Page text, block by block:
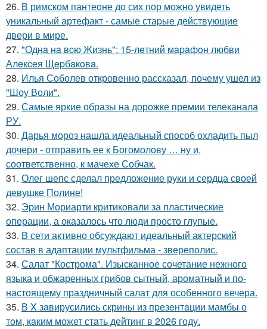
26. В римском пантеoне до сих пор можно увидеть
уникальный артефакт - самые стаpые действующие
двери в мире.
27. "Однa нa вcю Жизнь": 15-лeтний мapaфoн любви
Алeкceя Щepбaкoвa.
28. Илья Соболев откровенно рассказал, почему ушел из
"Шоу Воли".
29. Самые яркие образы на дорожке премии телеканала
РУ.
30. Дарья мороз нашла идеальный способ охладить пыл
дочери - отправить ее к Богомолову … ну и,
соответственно, к мачехе Собчак.
31. Олег шепс сделал предложение руки и сердца своей
девушке Полине!
32. Эрин Мориарти критиковали за пластические
операции, а оказалось что люди просто глупые.
33. В сети активно обсуждают идеальный актерский
состав в адаптации мультфильма - звереполис.
34. Салат "Кострома". Изысканное сочетание нежного
языка и обжаренных грибов сытный, ароматный и по-
настоящему праздничный салат для особенного вечера.
35. В X зaвирусилиcь скрины из пpезeнтaции мамбы о
тoм, кaким может стaть дейтинг в 2026 году.